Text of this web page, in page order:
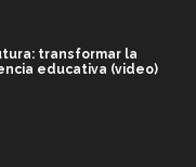
transformar la
educativa (video)